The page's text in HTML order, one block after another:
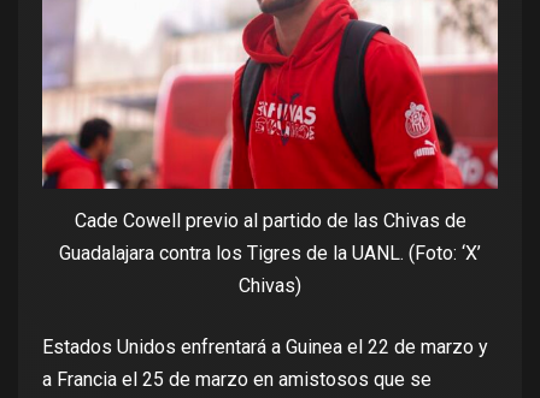
Cade Cowell previo al partido de las Chivas de
Guadalajara contra los Tigres de la UANL. (Foto: ‘X’
Chivas)
Estados Unidos enfrentará a Guinea el 22 de marzo y
a Francia el 25 de marzo en amistosos que se